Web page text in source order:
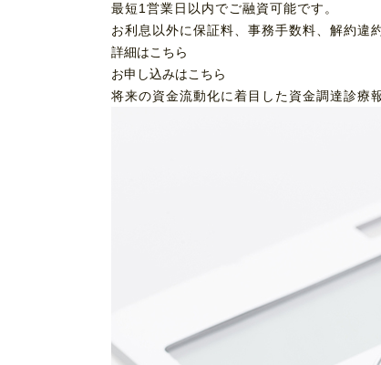
最短1営業日以内でご融資可能です。
お利息以外に保証料、事務手数料、解約違
詳細はこちら
お申し込みはこちら
将来の資金流動化に着目した資金調達診療